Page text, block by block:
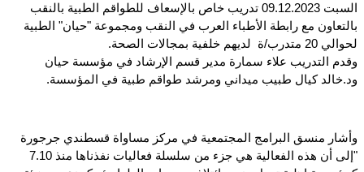
السبت 09.12.2023 تدريب خاص بالإسعاف للطواقم الطبية بالنقب
بالتعاون مع رابطة الأطباء العرب في النقب ومجموعة "حيان" الطبية
لحوالي 20 متدرب/ة لديهم خلفية بمجالات الصحة.
وقدم التدريب علاء سمارة مدير قسم الإرشاد في مؤسسة حيان
ود.خالد كيال طبيب ميداني ومرشد طواقم طبية في المؤسسة.
وأشار منسق البرامج المجتمعية في مركز مساواة قسطندي جرجورة
"إلى أن هذه الفعالية هي جزء من سلسلة فعاليات نفذناها منذ 7.10